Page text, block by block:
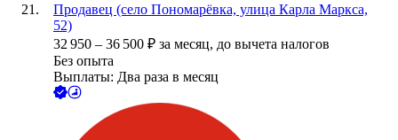
Продавец (село Пономарёвка, улица Карла Маркса,
52)
32 950 – 36 500 ₽ за месяц, до вычета налогов
Без опыта
Выплаты: Два раза в месяц